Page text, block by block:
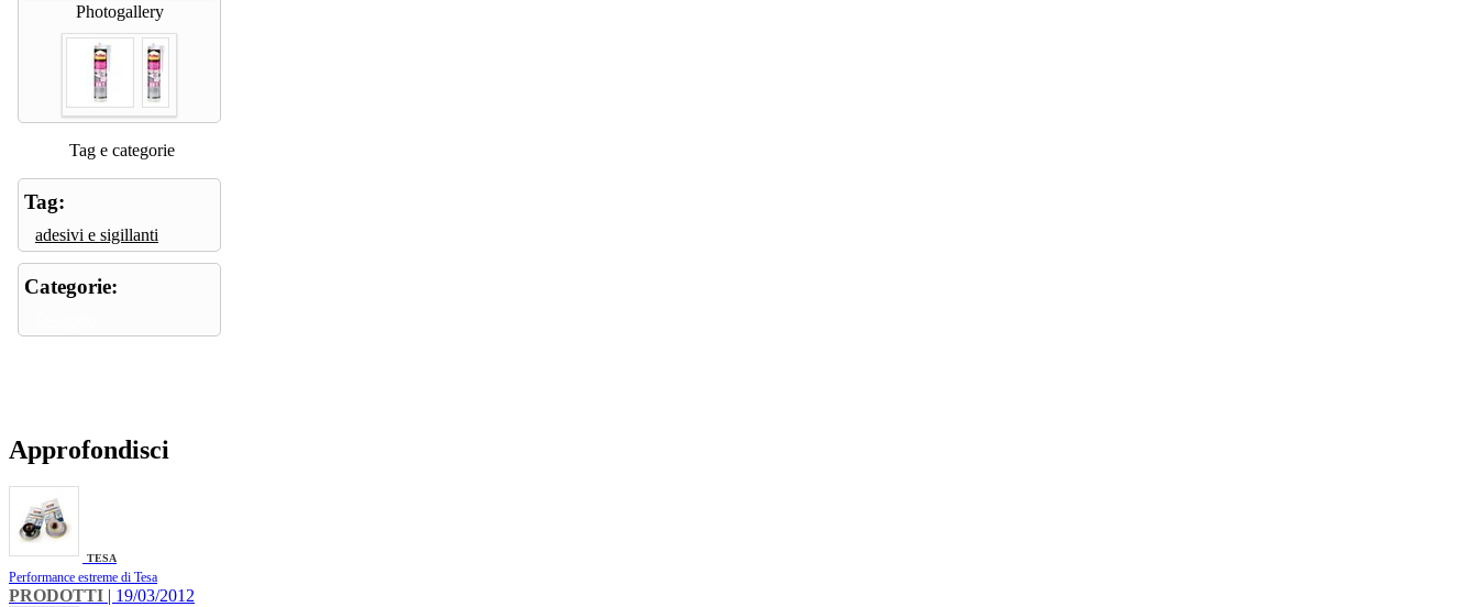
Photogallery
Tag e categorie
Tag:
adesivi e sigillanti
Categorie:
Approfondisci
TESA
Performance estreme di Tesa
PRODOTTI | 19/03/2012